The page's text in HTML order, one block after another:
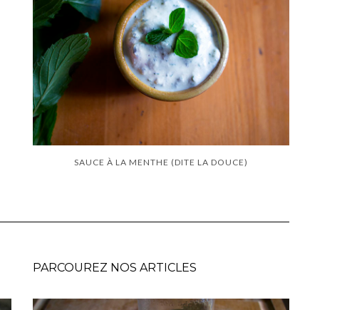
SAUCE À LA MENTHE (DITE LA DOUCE)
PARCOUREZ NOS ARTICLES